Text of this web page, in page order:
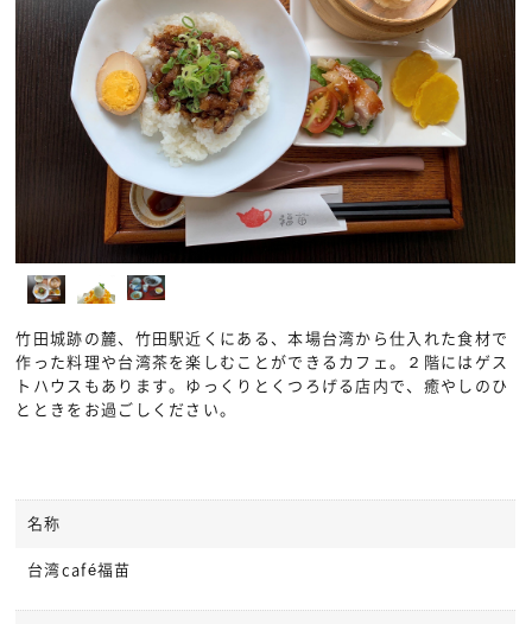
竹田城跡の麓、竹田駅近くにある、本場台湾から仕入れた食材で
作った料理や台湾茶を楽しむことができるカフェ。２階にはゲス
トハウスもあります。ゆっくりとくつろげる店内で、癒やしのひ
とときをお過ごしください。
名称
台湾café福苗